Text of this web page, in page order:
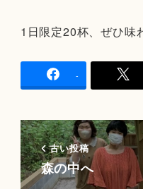
1日限定20杯、ぜひ味
-
古い投稿
森の中へ